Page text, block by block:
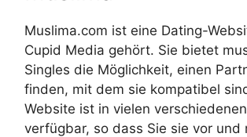
Muslima.com ist eine Dating-
Cupid Media gehört. Sie bietet
Singles die Möglichkeit, einen
finden, mit dem sie kompatibel
Website ist in vielen
verfügbar, so dass Sie sie vor und